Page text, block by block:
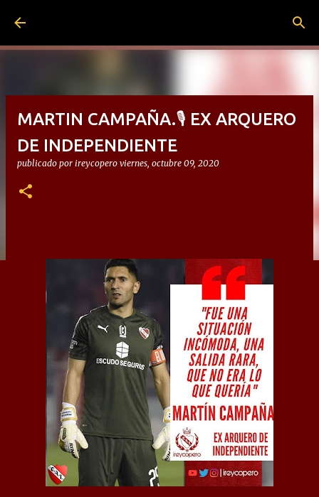
MARTIN CAMPAÑA.🎙 EX ARQUERO
DE INDEPENDIENTE
publicado por ireycopero viernes, octubre 09, 2020